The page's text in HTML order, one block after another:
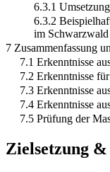
6.3.1
6.3.2
im Schwarzwald
7 Zusammenfassung
7.1 Erkenntnisse
7.2 Erkenntnisse
7.3 Erkenntnisse
7.4 Erkenntnisse
7.5 Prüfung der
Zielsetzung